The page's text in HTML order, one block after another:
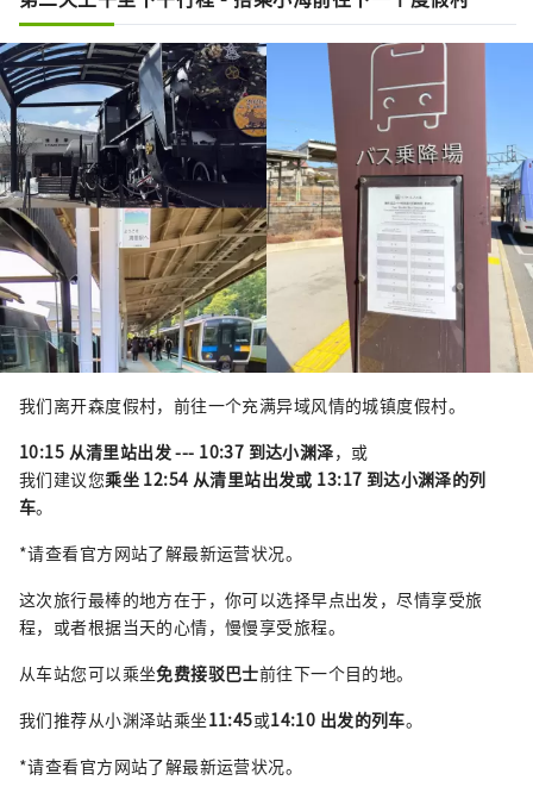
我们离开森度假村，前往一个充满异域风情的城镇度假村。
10:15 从清里站出发 --- 10:37 到达小渊泽，或
我们建议您乘坐 12:54 从清里站出发或 13:17 到达小渊泽的列
车。
*请查看官方网站了解最新运营状况。
这次旅行最棒的地方在于，你可以选择早点出发，尽情享受旅
程，或者根据当天的心情，慢慢享受旅程。
从车站您可以乘坐免费接驳巴士前往下一个目的地。
我们推荐从小渊泽站乘坐11:45或14:10 出发的列车。
*请查看官方网站了解最新运营状况。